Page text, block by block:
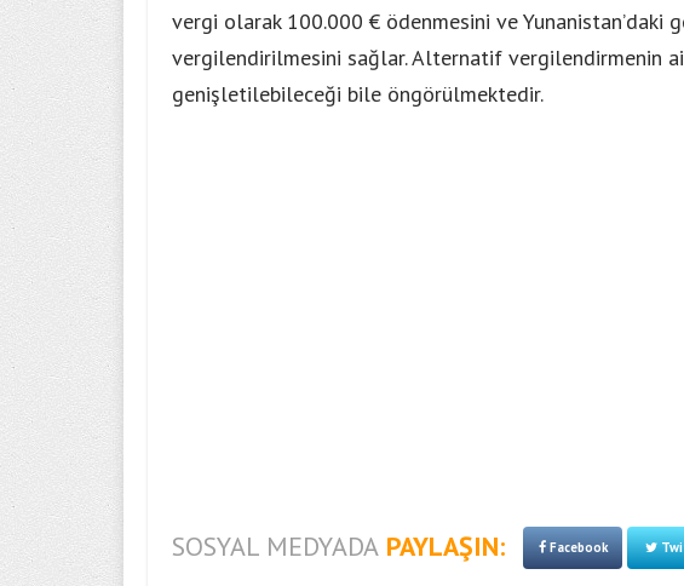
vergi olarak 100.000 € ödenmesini ve Yunanistan’daki
vergilendirilmesini sağlar. Alternatif vergilendirmenin
genişletilebileceği bile öngörülmektedir.
SOSYAL MEDYADA PAYLAŞIN: Facebook